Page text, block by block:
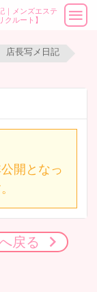
｜メンズエステ
クルート】
店長写メ日記
開となっ
戻る